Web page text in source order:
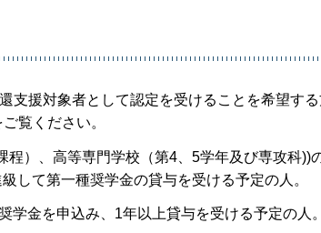
支援対象者として認定を受けることを希望す
覧ください。
）、高等専門学校（第4、5学年及び専攻科))
して第一種奨学金の貸与を受ける予定の人。
学金を申込み、1年以上貸与を受ける予定の人